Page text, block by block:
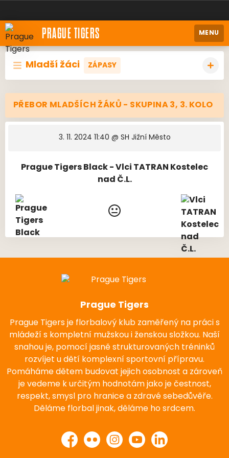
PRAGUE TIGERS MENU
Mladší žáci ZÁPASY
PŘEBOR MLADŠÍCH ŽÁKŮ - SKUPINA 3, 3. KOLO
3. 11. 2024 11:40 @ SH Jižní Město
Prague Tigers Black - Vlci TATRAN Kostelec
nad Č.L.
Prague Tigers
Prague Tigers je florbalový klub zaměřený na práci s
mládeží s kompletní mužskou i ženskou složkou. Naší
snahou je, pomocí jasně strukturovaných tréninků
rozvíjet u dětí komplexní sportovní přípravu.
Pomáháme dětem budovat jejich osobnost a zároveň
je vedeme k určitým hodnotám jako je čestnost,
respekt, smysl pro hranice a zdravé sebedůvěře.
Děláme florbal jinak, děláme ho srdcem.
Facebook
Flickr InstagramYouTubeLinkedIn